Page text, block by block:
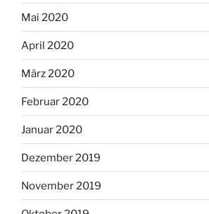
Mai 2020
April 2020
März 2020
Februar 2020
Januar 2020
Dezember 2019
November 2019